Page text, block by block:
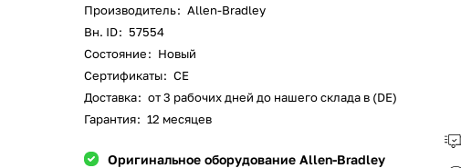
Производитель: Allen-Bradley
Вн. ID: 57554
Состояние: Новый
Сертификаты: CE
Доставка: от 3 рабочих дней до нашего склада в (DE)
Гарантия: 12 месяцев
Оригинальное оборудование Allen-Bradley